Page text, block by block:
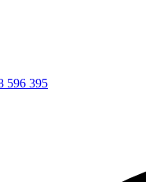
596 395